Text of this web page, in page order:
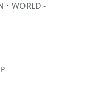
．WORLD -